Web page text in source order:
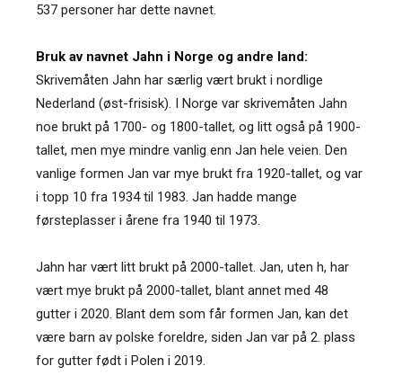
537 personer har dette navnet.
Bruk av navnet Jahn i Norge og andre land:
Skrivemåten Jahn har særlig vært brukt i nordlige
Nederland (øst-frisisk). I Norge var skrivemåten Jahn
noe brukt på 1700- og 1800-tallet, og litt også på 1900-
tallet, men mye mindre vanlig enn Jan hele veien. Den
vanlige formen Jan var mye brukt fra 1920-tallet, og var
i topp 10 fra 1934 til 1983. Jan hadde mange
førsteplasser i årene fra 1940 til 1973.
Jahn har vært litt brukt på 2000-tallet. Jan, uten h, har
vært mye brukt på 2000-tallet, blant annet med 48
gutter i 2020. Blant dem som får formen Jan, kan det
være barn av polske foreldre, siden Jan var på 2. plass
for gutter født i Polen i 2019.